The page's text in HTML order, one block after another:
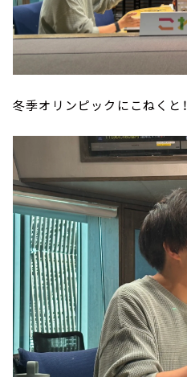
冬季オリンピックにこねくと！